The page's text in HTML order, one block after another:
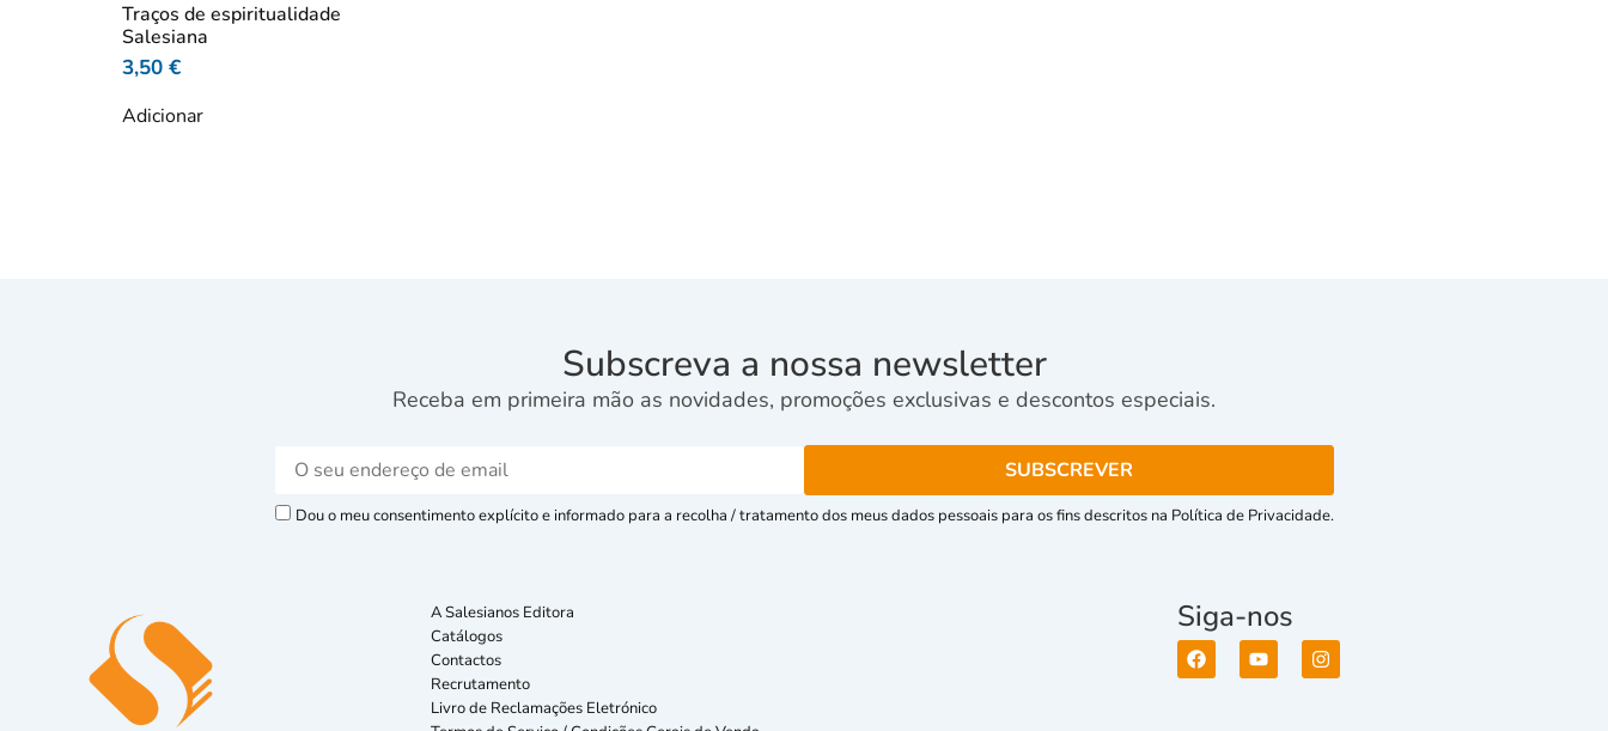
Traços de espiritualidade
Salesiana
3,50 €
Adicionar
Subscreva a nossa newsletter
Receba em primeira mão as novidades, promoções exclusivas e descontos especiais.
Dou o meu consentimento explícito e informado para a recolha / tratamento dos meus dados pessoais para os fins descritos na Política de Privacidade.
A Salesianos Editora
Catálogos
Contactos
Recrutamento
Livro de Reclamações Eletrónico
Siga-nos